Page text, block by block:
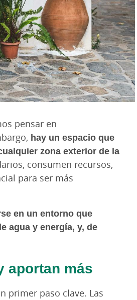
pensar en
hay un espacio que
zona exterior de la
consumen recursos,
para ser más
en un entorno que
agua y energía, y, de
aportan más
primer paso clave. Las